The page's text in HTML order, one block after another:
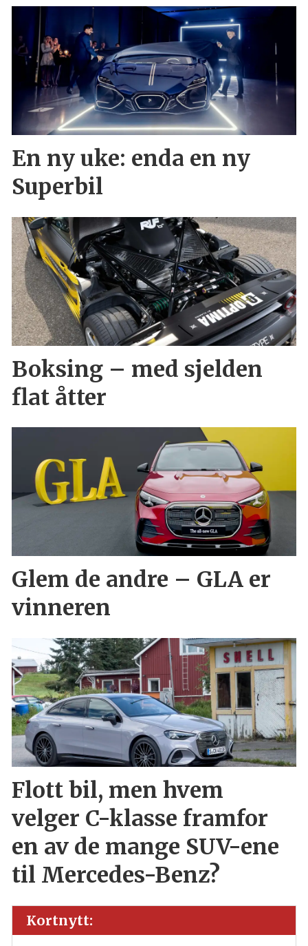
En ny uke: enda en ny
Superbil
Boksing – med sjelden
flat åtter
Glem de andre – GLA er
vinneren
Flott bil, men hvem
velger C-klasse framfor
en av de mange SUV-ene
til Mercedes-Benz?
Kortnytt: